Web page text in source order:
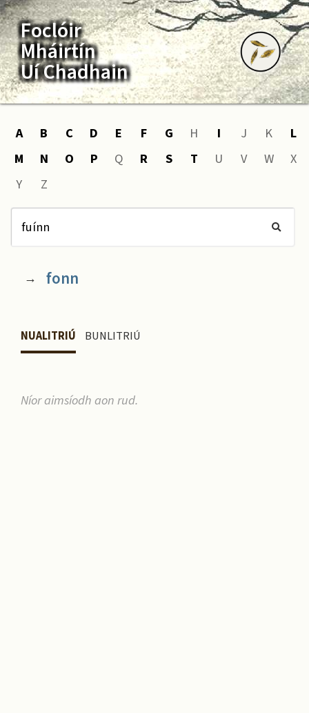
Foclóir
Mháirtín
Uí Chadhain
A B C D E F G H I J K
L
M
N O P Q R S T U V W
X
Y
Z
→ fonn
NUALITRIÚ BUNLITRIÚ
Níor aimsíodh aon rud.